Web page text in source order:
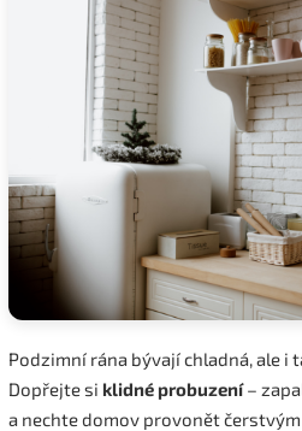
Podzimní rána bývají chladná, ale i
Dopřejte si klidné probuzení–
a nechte domov provonět